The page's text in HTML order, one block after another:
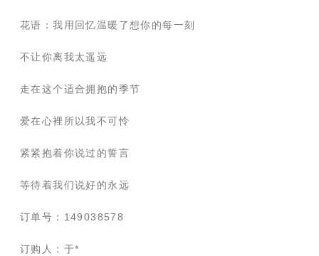
花语：我用回忆温暖了想你的每一刻
不让你离我太遥远
走在这个适合拥抱的季节
爱在心裡所以我不可怜
紧紧抱着你说过的誓言
等待着我们说好的永远
订单号：149038578
订购人：于*